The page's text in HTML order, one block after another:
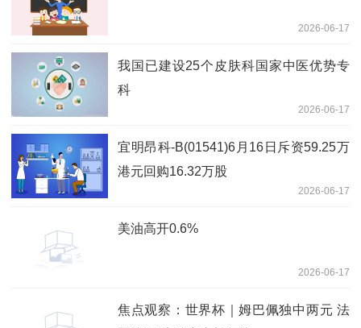
2026-06-17
我国已建设25个皮肤科国家中医优势专
科
2026-06-17
宜明昂科-B(01541)6月16日斥资59.25万
港元回购16.32万股
2026-06-17
美油高开0.6%
2026-06-17
焦点观察：世界杯｜姆巴佩独中两元 法